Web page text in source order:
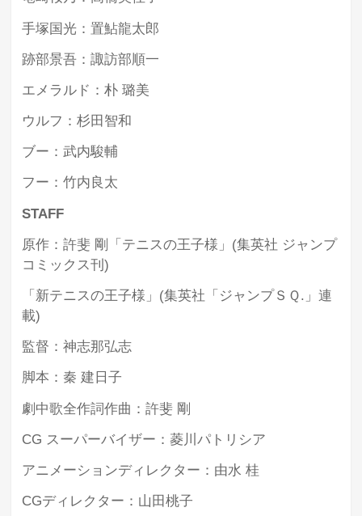
手塚国光：置鮎龍太郎
跡部景吾：諏訪部順一
エメラルド：朴 璐美
ウルフ：杉田智和
ブー：武内駿輔
フー：竹内良太
STAFF
原作：許斐 剛「テニスの王子様」(集英社 ジャンプ
コミックス刊)
「新テニスの王子様」(集英社「ジャンプＳＱ.」連
載)
監督：神志那弘志
脚本：秦 建日子
劇中歌全作詞作曲：許斐 剛
CG スーパーバイザー：菱川パトリシア
アニメーションディレクター：由水 桂
CGディレクター：山田桃子